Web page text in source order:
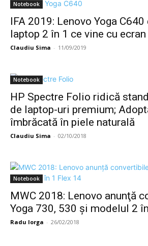
Notebook
IFA 2019: Lenovo Yoga C640
laptop 2 în 1 ce vine cu
Claudiu Sima - 11/09/2019
Notebook
HP Spectre Folio ridică
de laptop-uri premium;
îmbrăcată în piele naturală
Claudiu Sima - 02/10/2018
Notebook
MWC 2018: Lenovo anunţă
Yoga 730, 530 şi modelul 2
Radu Iorga - 26/02/2018